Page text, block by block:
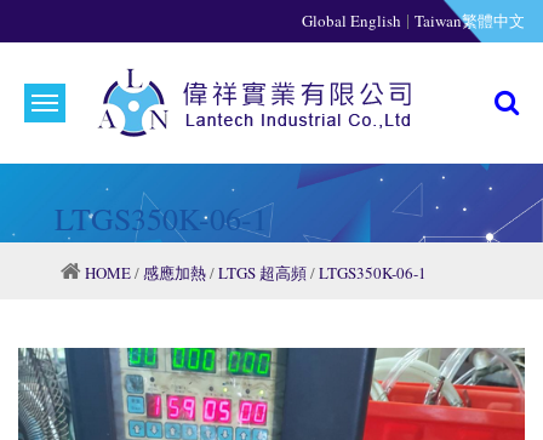
Global English | Taiwan繁體中文
LTGS350K-06-1
HOME/感應加熱/LTGS 超高頻/LTGS350K-06-1